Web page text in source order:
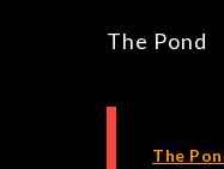
The Pond
The